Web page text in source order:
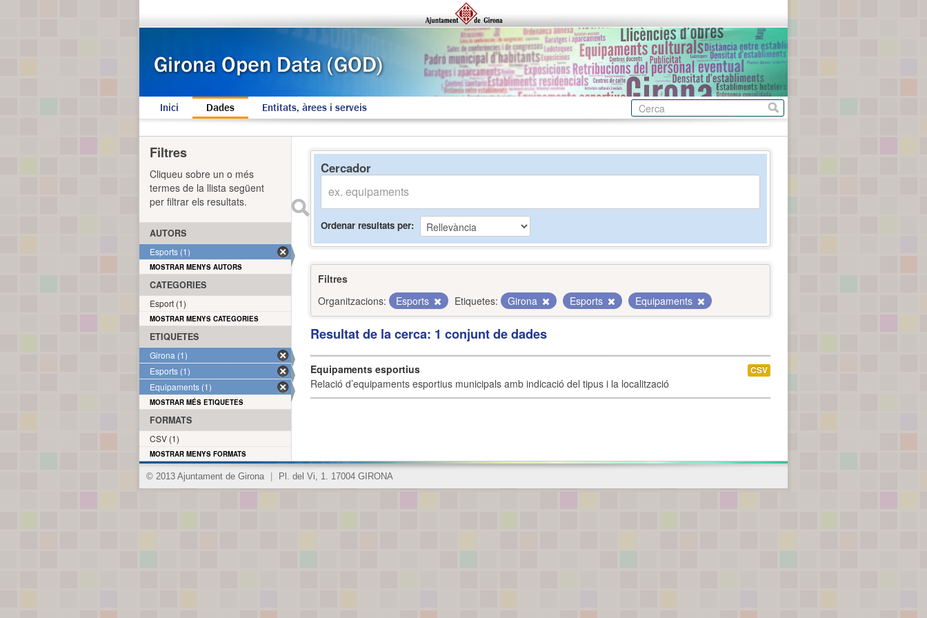
Inici Dades Entitats, àrees i serveis
Cercador
Ordenar resultats per
Filtres
Organitzacions:
Esports Etiquetes: Girona Esports Equipaments
Resultat de la cerca: 1 conjunt de dades
Equipaments esportius
Relació d’equipaments esportius municipals amb indicació del tipus i la localització
CSV
Filtres
Cliqueu sobre un o més
termes de la llista següent
per filtrar els resultats.
AUTORS
Esports (1)
MOSTRAR MENYS AUTORS
CATEGORIES
Esport (1)
MOSTRAR MENYS CATEGORIES
ETIQUETES
Girona (1)
Esports (1)
Equipaments (1)
MOSTRAR MÉS ETIQUETES
FORMATS
CSV (1)
MOSTRAR MENYS FORMATS
© 2013 Ajuntament de Girona Pl. del Vi, 1. 17004 GIRONA